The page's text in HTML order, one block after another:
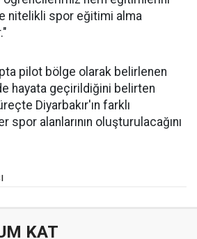
nitelikli spor eğitimi alma
pilot bölge olarak belirlenen
hayata geçirildiğini belirten
Diyarbakır'ın farklı
spor alanlarının oluşturulacağını
KAT